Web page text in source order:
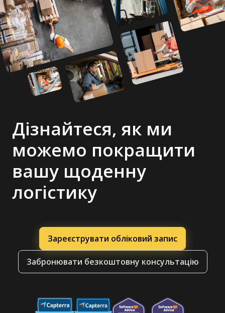
Дізнайтеся, як ми
можемо покращити
вашу щоденну
логістику
Зареєструвати обліковий запис
Забронювати безкоштовну консультацію